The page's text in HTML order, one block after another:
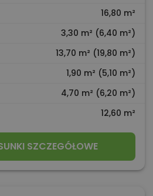
16,80 m²
3,30 m² (6,40 m²)
13,70 m² (19,80 m²)
1,90 m² (5,10 m²)
4,70 m² (6,20 m²)
12,60 m²
SZCZEGÓŁOWE